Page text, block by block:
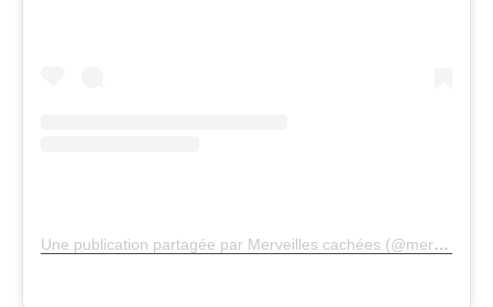
Une publication partagée par Merveilles cachées (@merveilles.cachees)